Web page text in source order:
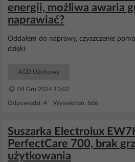
energii, możliwa awaria
naprawiać?
Oddałem do naprawy, czyszczenie
dzięki
AGD Użytkowy
04 Gru 2024 12:02
Odpowiedzi: 4 Wyświetleń: 666
Suszarka Electrolux
PerfectCare 700, brak
użytkowania